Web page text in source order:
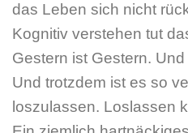
das Leben sich nicht
Kognitiv verstehen tut
Gestern ist Gestern.
Und trotzdem ist es so
loszulassen. Loslassen